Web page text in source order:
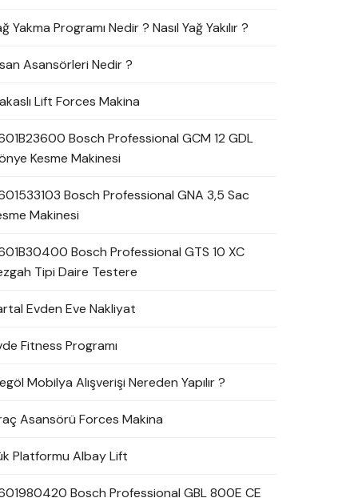
Yakma Programı Nedir ? Nasıl Yağ Yakılır ?
Asansörleri Nedir ?
Lift Forces Makina
Bosch Professional GCM 12 GDL
Kesme Makinesi
Bosch Professional GNA 3,5 Sac
Makinesi
Bosch Professional GTS 10 XC
Tipi Daire Testere
Evden Eve Nakliyat
Fitness Programı
Mobilya Alışverişi Nereden Yapılır ?
Asansörü Forces Makina
Platformu Albay Lift
Bosch Professional GBL 800E CE